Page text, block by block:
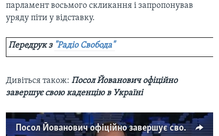
парламент восьмого скликання і запропонував
уряду піти у відставку.
Передрук з "Радіо Свобода"
Дивіться також: ​ Посол Йованович офіційно
завершує свою каденцію в Україні
Посол Йованович офіційно завершує свою каденцію в Україні. Відео